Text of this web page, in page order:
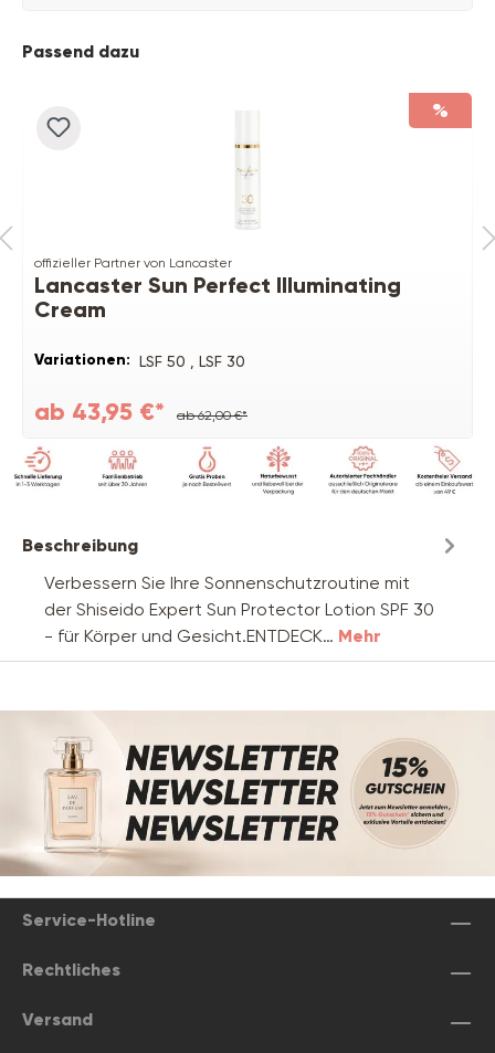
Produktgalerie überspringen
Passend dazu
%
offizieller Partner von Lancaster
Lancaster Sun Perfect Illuminating
Cream
Variationen: LSF 50 , LSF 30
ab 43,95 €* ab 62,00 €*
Beschreibung
Verbessern Sie Ihre Sonnenschutzroutine mit
der Shiseido Expert Sun Protector Lotion SPF 30
- für Körper und Gesicht.ENTDECK… Mehr
Service-Hotline
Rechtliches
Versand